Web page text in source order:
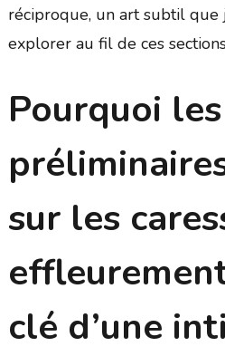
réciproque, un art subtil que
explorer au fil de ces
Pourquoi les
sur les
clé d’une